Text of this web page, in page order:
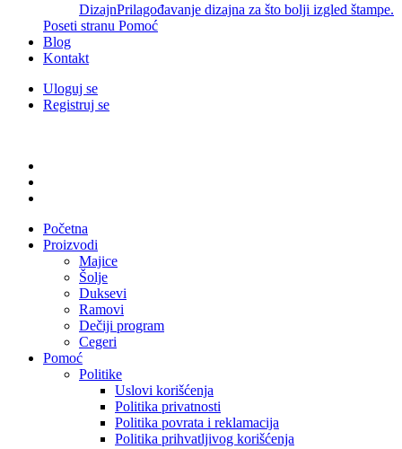
DizajnPrilagođavanje dizajna za što bolji izgled štampe.
Poseti stranu Pomoć
Blog
Kontakt
Uloguj se
Registruj se
Početna
Proizvodi
Majice
Šolje
Duksevi
Ramovi
Dečiji program
Cegeri
Pomoć
Politike
Uslovi korišćenja
Politika privatnosti
Politika povrata i reklamacija
Politika prihvatljivog korišćenja